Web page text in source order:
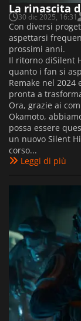
La rinascita
30 dic 2025, 16:31
Con diversi
aspettarsi
prossimi anni.
Il ritorno diSilent
quanto i fan si
Remake nel 2024
pronta a
Ora, grazie ai
Okamoto,
possa essere
un nuovo Silent
corso...
Leggi di più